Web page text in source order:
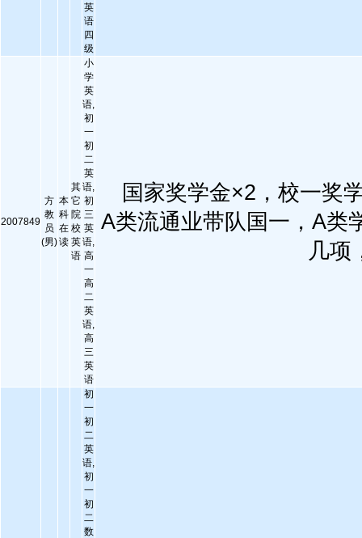
英
语
四
级
2007849
方
教
员
(男)
本
科
在
读
其
它
院
校
英
语
小
学
英
语,
初
一
初
二
英
语,
初
三
英
语,
高
一
高
二
英
语,
高
三
英
语
国家奖学金×2，校一奖
A类流通业带队国一，A类
几项
初
一
初
二
英
语,
初
一
初
二
数